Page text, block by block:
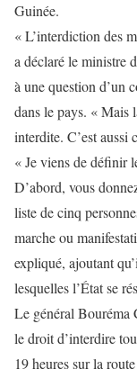
Guinée.
« L’interdiction des
a déclaré le ministre
à une question d’un
dans le pays. « Mais
interdite. C’est aussi
« Je viens de définir
D’abord, vous
liste de cinq
marche ou
expliqué, ajoutant
lesquelles l’État se
Le général Bouréma
le droit d’interdire
19 heures sur la